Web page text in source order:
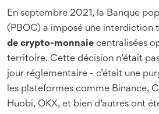
En septembre 2021, la Banque
(PBOC) a imposé une interdiction
de crypto-monnaie centralisées
territoire. Cette décision n’était
jour réglementaire - c’était une
les plateformes comme Binance,
Huobi, OKX, et bien d’autres ont